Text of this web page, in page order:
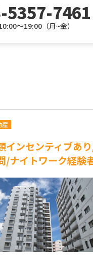
5357-7461
～19:00（月~金）
産
インセンティブあ
/ナイトワーク経験